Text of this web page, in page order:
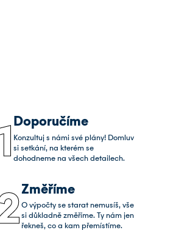
Doporučíme
Konzultuj s námi své plány! Domluv
si setkání, na kterém se
dohodneme na všech detailech.
Změříme
O výpočty se starat nemusíš, vše
si důkladně změříme. Ty nám jen
řekneš, co a kam přemístíme.